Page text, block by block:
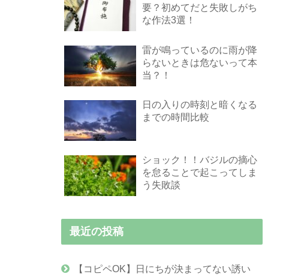
要？初めてだと失敗しがち
な作法3選！
雷が鳴っているのに雨が降
らないときは危ないって本
当？！
日の入りの時刻と暗くなる
までの時間比較
ショック！！バジルの摘心
を怠ることで起こってしま
う失敗談
最近の投稿
【コピペOK】日にちが決まってない誘い